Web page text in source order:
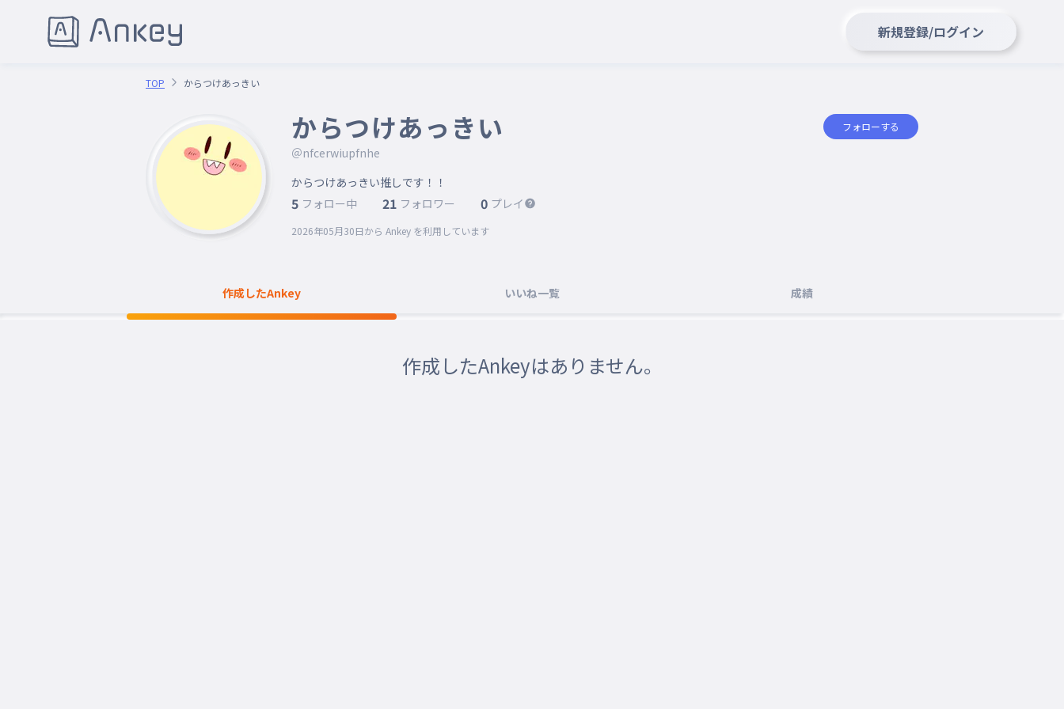
新規登録/ログイン
TOP からつけあっきい
からつけあっきい
＠nfcerwiupfnhe
フォローする
からつけあっきい推しです！！
5 フォロー中 21 フォロワー 0 プレイ
2026年05月30日から Ankey を利用しています
作成したAnkey いいね一覧 成績
作成したAnkeyはありません。